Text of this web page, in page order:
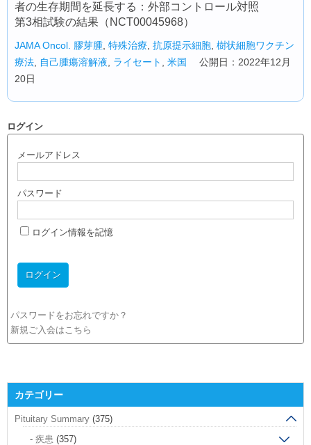
者の生存期間を延長する：外部コントロール対照
第3相試験の結果（NCT00045968）
JAMA Oncol. 膠芽腫 特殊治療 抗原提示細胞 樹状細胞ワクチン
療法
自己腫瘍溶解液 ライセート 米国
公開日：2022年12月
20日
ログイン
メールアドレス
パスワード
ログイン情報を記憶
パスワードをお忘れですか？
新規ご入会はこちら
カテゴリー
Pituitary Summary (375)
疾患 (357)